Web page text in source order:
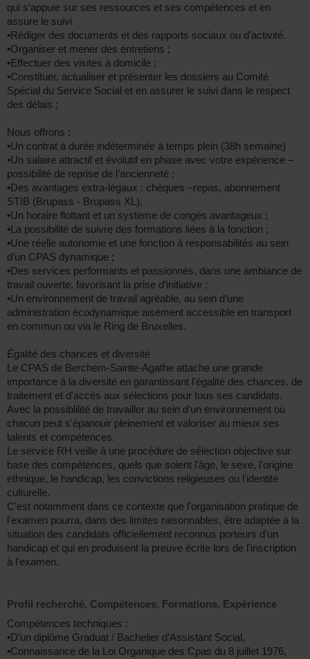
qui s’appuie sur ses ressources et ses compétences et en
assure le suivi
•Rédiger des documents et des rapports sociaux ou d’activité.
•Organiser et mener des entretiens ;
•Effectuer des visites à domicile ;
•Constituer, actualiser et présenter les dossiers au Comité
Spécial du Service Social et en assurer le suivi dans le respect
des délais ;
Nous offrons :
•Un contrat à durée indéterminée à temps plein (38h semaine)
•Un salaire attractif et évolutif en phase avec votre expérience –
possibilité de reprise de l’ancienneté ;
•Des avantages extra-légaux : chèques –repas, abonnement
STIB (Brupass - Brupass XL),
•Un horaire flottant et un système de congés avantageux ;
•La possibilité de suivre des formations liées à la fonction ;
•Une réelle autonomie et une fonction à responsabilités au sein
d’un CPAS dynamique ;
•Des services performants et passionnés, dans une ambiance de
travail ouverte, favorisant la prise d’initiative ;
•Un environnement de travail agréable, au sein d’une
administration écodynamique aisément accessible en transport
en commun ou via le Ring de Bruxelles.
Égalité des chances et diversité
Le CPAS de Berchem-Sainte-Agathe attache une grande
importance à la diversité en garantissant l'égalité des chances, de
traitement et d'accès aux sélections pour tous ses candidats.
Avec la possiblilité de travailler au sein d'un environnement où
chacun peut s'épanouir pleinement et valoriser au mieux ses
talents et compétences.
Le service RH veille à une procédure de sélection objective sur
base des compétences, quels que soient l'âge, le sexe, l'origine
ethnique, le handicap, les convictions religieuses ou l'identité
culturelle.
C'est notamment dans ce contexte que l'organisation pratique de
l'examen pourra, dans des limites raisonnables, être adaptée à la
situation des candidats officiellement reconnus porteurs d'un
handicap et qui en produisent la preuve écrite lors de l'inscription
à l'examen.
Profil recherché, Compétences, Formations, Expérience
Compétences techniques :
•D’un diplôme Graduat / Bachelier d’Assistant Social,
•Connaissance de la Loi Organique des Cpas du 8 juillet 1976,